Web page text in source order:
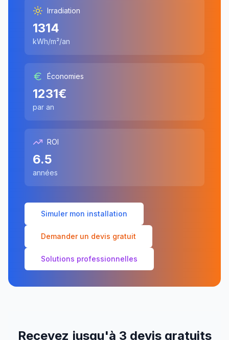
Irradiation
1314
kWh/m²/an
Économies
1231€
par an
ROI
6.5
années
Simuler mon installation
Demander un devis gratuit
Solutions professionnelles
Recevez jusqu'à 3 devis gratuits